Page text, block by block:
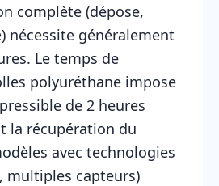
complète (dépose,
nécessite généralement
Le temps de
polyuréthane impose
de 2 heures
la récupération du
avec technologies
multiples capteurs)